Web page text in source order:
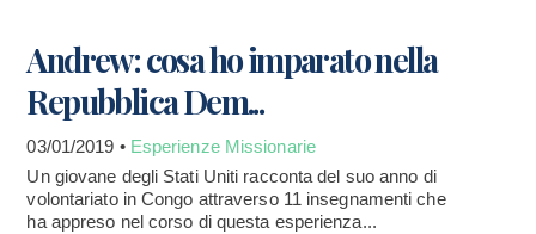
Andrew: cosa ho imparato nella
Repubblica Dem...
03/01/2019 • Esperienze Missionarie
Un giovane degli Stati Uniti racconta del suo anno di
volontariato in Congo attraverso 11 insegnamenti che
ha appreso nel corso di questa esperienza...